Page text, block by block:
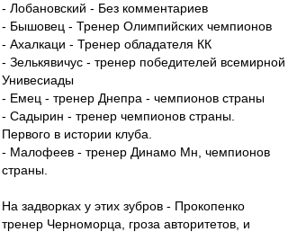
- Лобановский - Без комментариев
- Бышовец - Тренер Олимпийских чемпионов
- Ахалкаци - Тренер обладателя КК
- Зелькявичус - тренер победителей всемирной
Унивесиады
- Емец - тренер Днепра - чемпионов страны
- Садырин - тренер чемпионов страны.
Первого в истории клуба.
- Малофеев - тренер Динамо Мн, чемпионов
страны.
На задворках у этих зубров - Прокопенко
тренер Черноморца, гроза авторитетов, и